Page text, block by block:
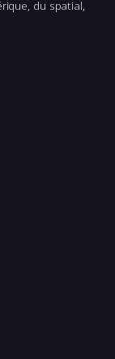
du spatial,